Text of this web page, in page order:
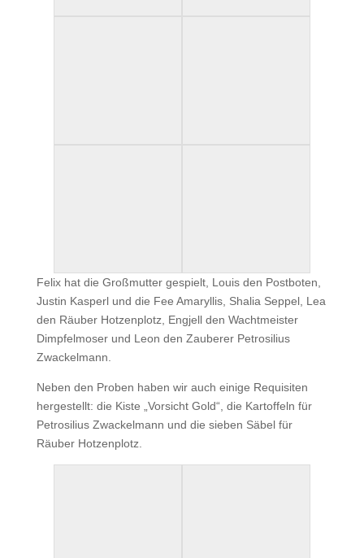
Felix hat die Großmutter gespielt, Louis den Postboten,
Justin Kasperl und die Fee Amaryllis, Shalia Seppel, Lea
den Räuber Hotzenplotz, Engjell den Wachtmeister
Dimpfelmoser und Leon den Zauberer Petrosilius
Zwackelmann.
Neben den Proben haben wir auch einige Requisiten
hergestellt: die Kiste „Vorsicht Gold“, die Kartoffeln für
Petrosilius Zwackelmann und die sieben Säbel für
Räuber Hotzenplotz.